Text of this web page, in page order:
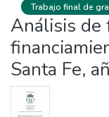
Trabajo final de
Análisis de
Santa Fe,